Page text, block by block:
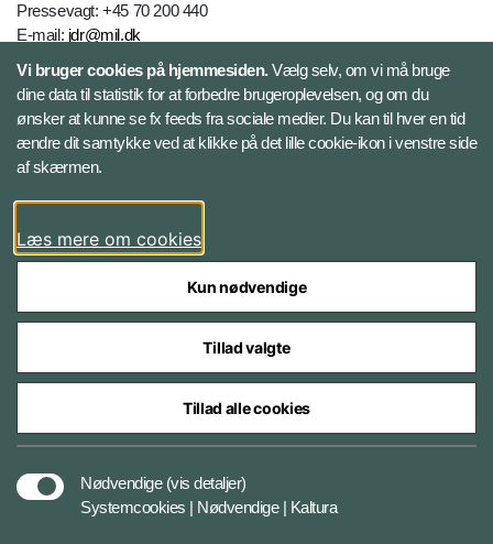
Pressevagt: +45 70 200 440
E-mail: jdr@mil.dk
Databeskyttelse
Følg Jydske Dragonregiment
Facebook
Styrelser og myndigheder under Forsvarsministeriet
Vi bruger cookies på hjemmesiden.Vælg selv, om vi må bruge
dine data til statistik for at forbedre brugeroplevelsen, og om du
ønsker at kunne se fx feeds fra sociale medier. Du kan til hver en tid
ændre dit samtykke ved at klikke på det lille cookie-ikon i venstre side
af skærmen.
Læs mere om cookies
Kun nødvendige
Tillad valgte
Tillad alle cookies
Nødvendige (vis detaljer)
Systemcookies | Nødvendige | Kaltura